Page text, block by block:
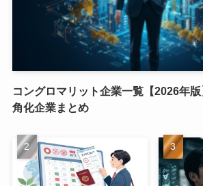
コングロマリット企業一覧【2026年
角化企業まとめ